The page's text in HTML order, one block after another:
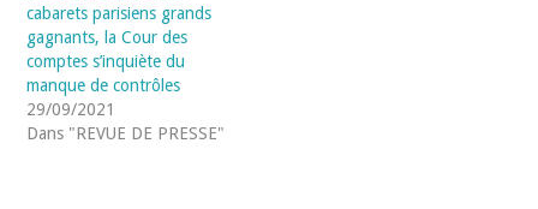
cabarets parisiens grands
gagnants, la Cour des
comptes s’inquiète du
manque de contrôles
29/09/2021
Dans "REVUE DE PRESSE"